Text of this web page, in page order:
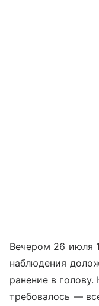
Вечером 26 июля
наблюдения
ранение в
требовалось —